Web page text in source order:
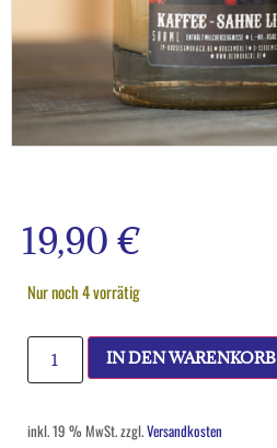
19,90 €
Nur noch 4 vorrätig
IN DEN WARENKORB
inkl. 19 % MwSt.zzgl.Versandkosten